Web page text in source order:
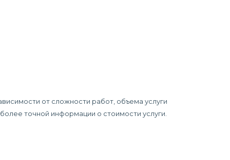
от сложности работ, объема услуги
точной информации о стоимости услуги.